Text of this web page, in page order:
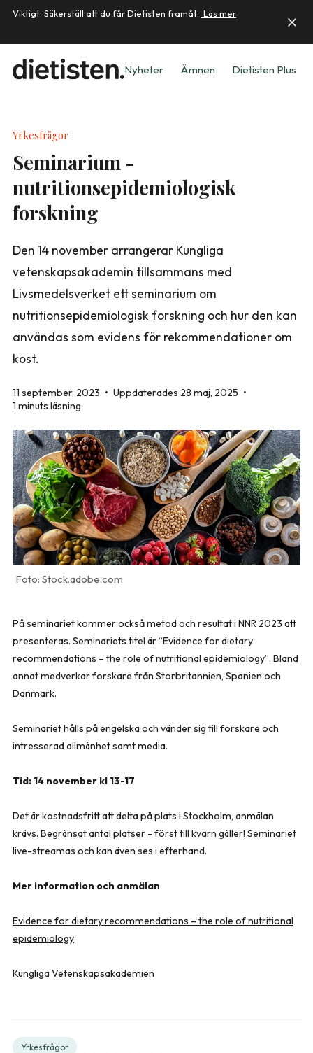
Viktigt: Säkerställ att du får Dietisten framåt. Läs mer
Nyheter Ämnen Dietisten Plus
Yrkesfrågor
Seminarium -
nutritionsepidemiologisk
forskning
Den 14 november arrangerar Kungliga
vetenskapsakademin tillsammans med
Livsmedelsverket ett seminarium om
nutritionsepidemiologisk forskning och hur den kan
användas som evidens för rekommendationer om
kost.
11 september, 2023 • Uppdaterades 28 maj, 2025 •
1 minuts läsning
Stock.adobe.com
På seminariet kommer också metod och resultat i NNR 2023 att
presenteras. Seminariets titel är “Evidence for dietary
recommendations – the role of nutritional epidemiology”. Bland
annat medverkar forskare från Storbritannien, Spanien och
Danmark.
Seminariet hålls på engelska och vänder sig till forskare och
intresserad allmänhet samt media.
Tid: 14 november kl 13-17
Det är kostnadsfritt att delta på plats i Stockholm, anmälan
krävs. Begränsat antal platser - först till kvarn gäller! Seminariet
live-streamas och kan även ses i efterhand.
Mer information och anmälan
Evidence for dietary recommendations – the role of nutritional
epidemiology
Kungliga Vetenskapsakademien
Yrkesfrågor